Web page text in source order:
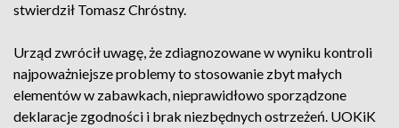
stwierdził Tomasz Chróstny.
Urząd zwrócił uwagę, że zdiagnozowane w wyniku kontroli
najpoważniejsze problemy to stosowanie zbyt małych
elementów w zabawkach, nieprawidłowo sporządzone
deklaracje zgodności i brak niezbędnych ostrzeżeń. UOKiK